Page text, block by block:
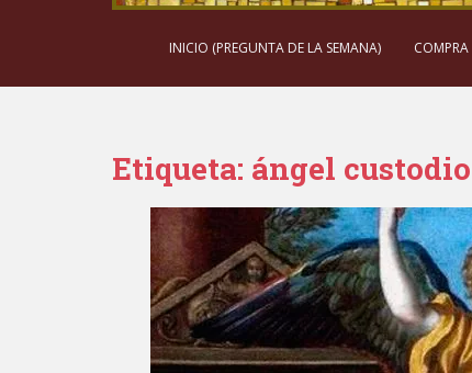
t
INICIO (PREGUNTA DE LA SEMANA)
Etiqueta: ángel custodio